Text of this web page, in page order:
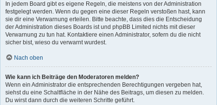
In jedem Board gibt es eigene Regeln, die meistens von der Administration
festgelegt werden. Wenn du gegen eine dieser Regeln verstoßen hast, kann
sie dir eine Verwarnung erteilen. Bitte beachte, dass dies die Entscheidung
der Administration dieses Boards ist und phpBB Limited nichts mit dieser
Verwarnung zu tun hat. Kontaktiere einen Administrator, sofern du die nicht
sicher bist, wieso du verwarnt wurdest.
Nach oben
Wie kann ich Beiträge den Moderatoren melden?
Wenn ein Administrator die entsprechenden Berechtigungen vergeben hat,
siehst du eine Schaltfläche in der Nähe des Beitrags, um diesen zu melden.
Du wirst dann durch die weiteren Schritte geführt.